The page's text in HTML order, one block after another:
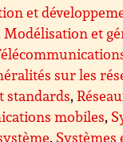
et
Modélisation et
sur les
standards,
mobiles,
, Systèmes